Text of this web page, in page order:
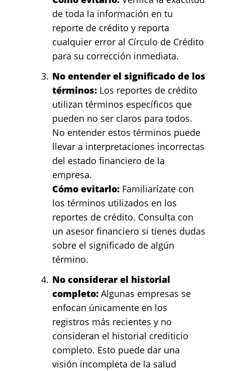
de toda la información en tu
reporte de crédito y reporta
cualquier error al Círculo de Crédito
para su corrección inmediata.
No entender el significado de los
términos: Los reportes de crédito
utilizan términos específicos que
pueden no ser claros para todos.
No entender estos términos puede
llevar a interpretaciones incorrectas
del estado financiero de la
empresa.
Cómo evitarlo: Familiarízate con
los términos utilizados en los
reportes de crédito. Consulta con
un asesor financiero si tienes dudas
sobre el significado de algún
término.
No considerar el historial
completo: Algunas empresas se
enfocan únicamente en los
registros más recientes y no
consideran el historial crediticio
completo. Esto puede dar una
visión incompleta de la salud